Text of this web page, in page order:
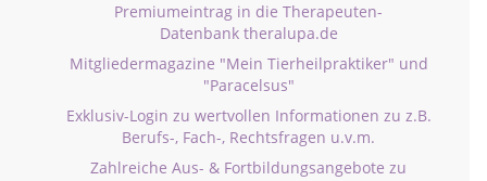
Premiumeintrag in die Therapeuten-
Datenbank theralupa.de
Mitgliedermagazine "Mein Tierheilpraktiker" und
"Paracelsus"
Exklusiv-Login zu wertvollen Informationen zu z.B.
Berufs-, Fach-, Rechtsfragen u.v.m.
Zahlreiche Aus- & Fortbildungsangebote zu